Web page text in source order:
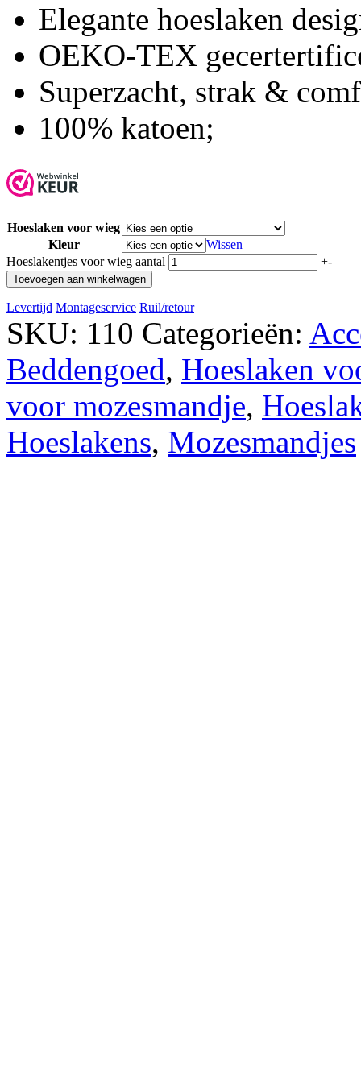
Elegante hoeslaken
OEKO-TEX
Superzacht, strak &
100% katoen;
Hoeslaken voor wieg
Kleur
Wissen
Hoeslakentjes voor wieg aantal
+-
Toevoegen aan winkelwagen
Levertijd Montageservice Ruil/retour
SKU: 110 Categorieën:
Beddengoed, Hoeslaken
voor mozesmandje,
Hoeslakens, Mozesmandjes